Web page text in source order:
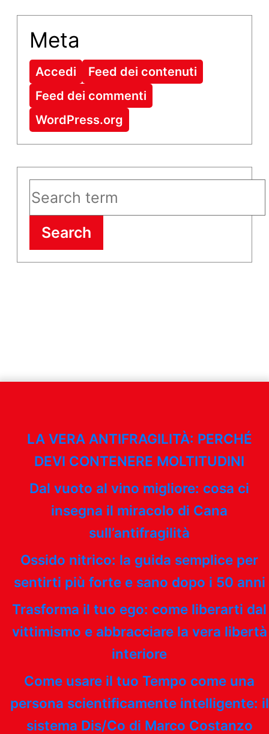
Meta
Accedi
Feed dei contenuti
Feed dei commenti
WordPress.org
Search
LA VERA ANTIFRAGILITÀ: PERCHÉ
DEVI CONTENERE MOLTITUDINI
Dal vuoto al vino migliore: cosa ci
insegna il miracolo di Cana
sull’antifragilità
Ossido nitrico: la guida semplice per
sentirti più forte e sano dopo i 50 anni
Trasforma il tuo ego: come liberarti dal
vittimismo e abbracciare la vera libertà
interiore
Come usare il tuo Tempo come una
persona scientificamente intelligente: il
sistema Dis/Co di Marco Costanzo